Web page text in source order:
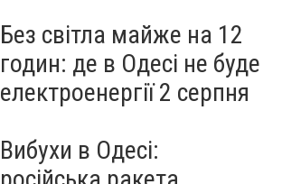
Без світла майже на 12
годин: де в Одесі не буде
електроенергії 2 серпня
Вибухи в Одесі: